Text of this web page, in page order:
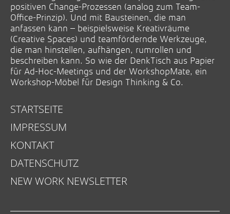
positiven Change-Prozessen (analog zum Team-
Office-Prinzip). Und mit Bausteinen, die man
anfassen kann – beispielsweise Kreativräume
(Creative Spaces) und teamfördernde Werkzeuge,
die man hinstellen, aufhängen, rumrollen und
beschreiben kann. So wie der DenkTisch aus Papier
für Ad-Hoc-Meetings und der WorkshopMate, ein
Workshop-Möbel für Design Thinking & Co.
STARTSEITE
IMPRESSUM
KONTAKT
DATENSCHUTZ
NEW WORK NEWSLETTER